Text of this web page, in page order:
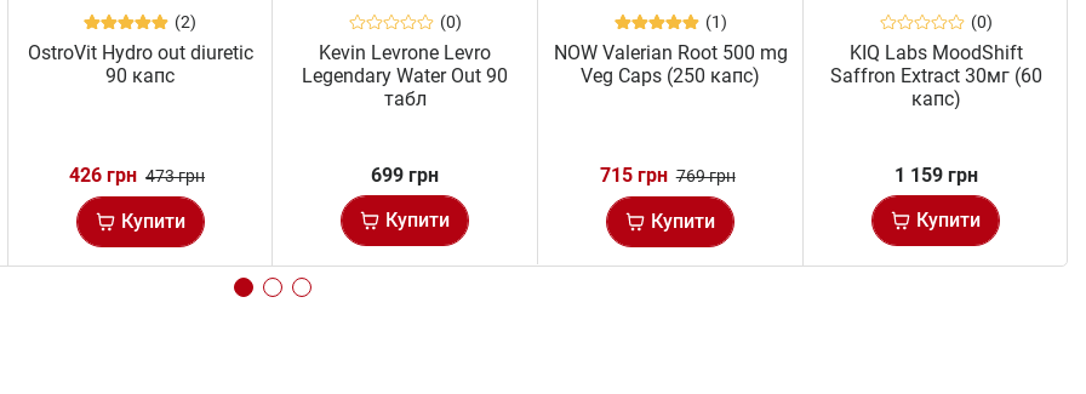
(2)
OstroVit Hydro out diuretic
90 капс
426 грн 473 грн
Купити
(0)
Kevin Levrone Levro
Legendary Water Out 90
табл
699 грн
Купити
(1)
NOW Valerian Root 500 mg
Veg Caps (250 капс)
715 грн 769 грн
Купити
(0)
KIQ Labs MoodShift
Saffron Extract 30мг (60
капс)
1 159 грн
Купити